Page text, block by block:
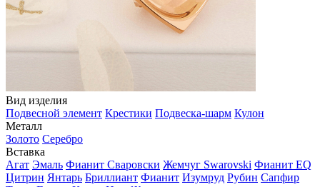
Вид изделия
Подвесной элемент Крестики Подвеска-шарм Кулон
Металл
Золото Серебро
Вставка
Агат Эмаль Фианит Сваровски Жемчуг Swarovski Фианит EQ
Цитрин Янтарь Бриллиант Фианит Изумруд Рубин Сапфир